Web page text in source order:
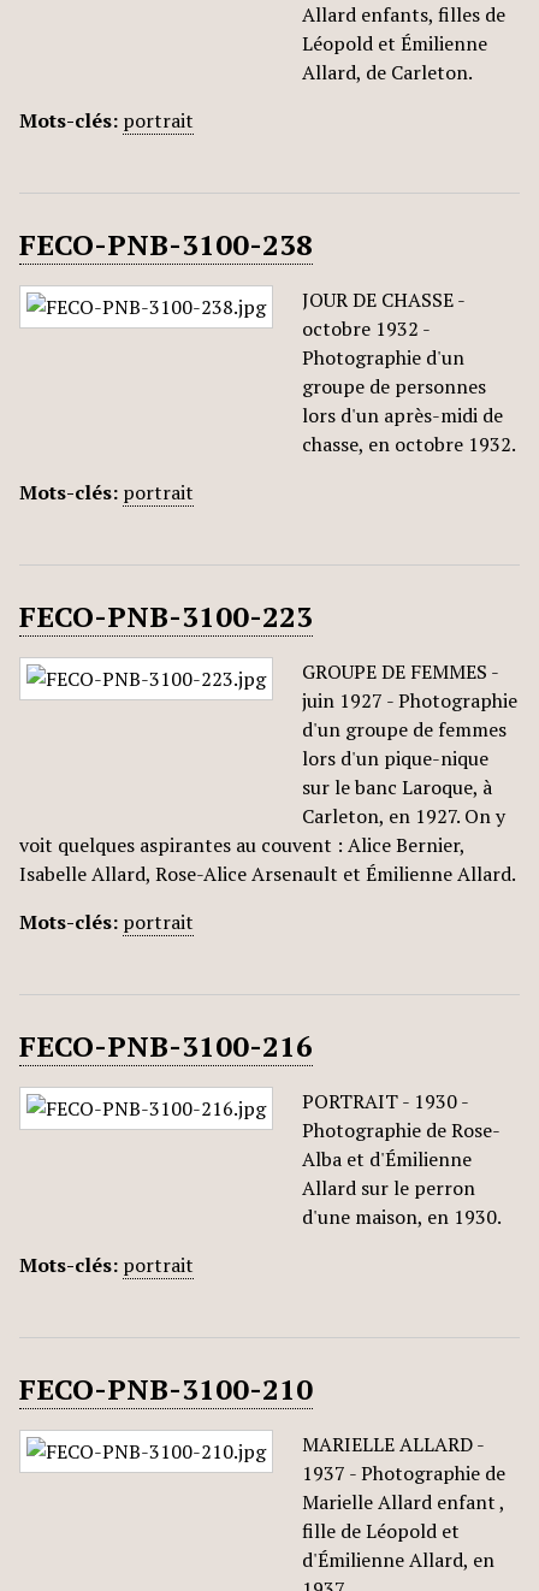
Allard enfants, filles de
Léopold et Émilienne
Allard, de Carleton.
Mots-clés: portrait
FECO-PNB-3100-238
JOUR DE CHASSE -
octobre 1932 -
Photographie d'un
groupe de personnes
lors d'un après-midi de
chasse, en octobre 1932.
Mots-clés: portrait
FECO-PNB-3100-223
GROUPE DE FEMMES -
juin 1927 - Photographie
d'un groupe de femmes
lors d'un pique-nique
sur le banc Laroque, à
Carleton, en 1927. On y
voit quelques aspirantes au couvent : Alice Bernier,
Isabelle Allard, Rose-Alice Arsenault et Émilienne Allard.
Mots-clés: portrait
FECO-PNB-3100-216
PORTRAIT - 1930 -
Photographie de Rose-
Alba et d'Émilienne
Allard sur le perron
d'une maison, en 1930.
Mots-clés: portrait
FECO-PNB-3100-210
MARIELLE ALLARD -
1937 - Photographie de
Marielle Allard enfant ,
fille de Léopold et
d'Émilienne Allard, en